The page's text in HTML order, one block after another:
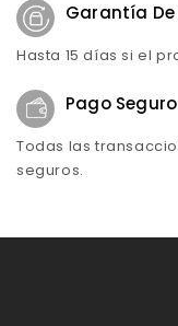
Garantía
Hasta 15 días si el
Pago Seguro
Todas las
seguros.